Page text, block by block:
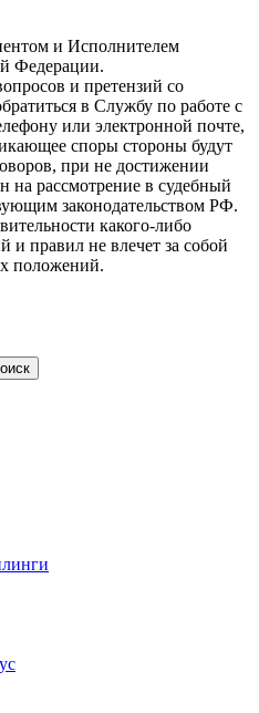
и Исполнителем
Федерации.
и претензий со
в Службу по работе с
или электронной почте,
споры стороны будут
при не достижении
на рассмотрение в судебный
законодательством РФ.
какого-либо
и правил не влечет за собой
положений.